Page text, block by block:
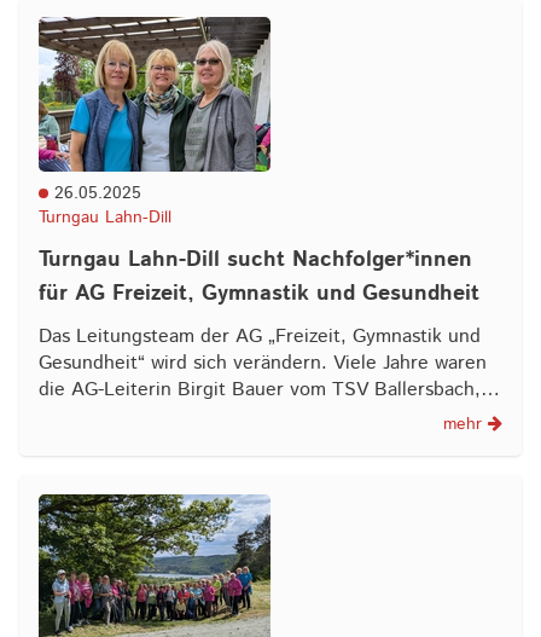
26.05.2025
Turngau Lahn-Dill
Turngau Lahn-Dill sucht Nachfolger*innen
für AG Freizeit, Gymnastik und Gesundheit
Das Leitungsteam der AG „Freizeit, Gymnastik und
Gesundheit“ wird sich verändern. Viele Jahre waren
die AG-Leiterin Birgit Bauer vom TSV Ballersbach,…
mehr